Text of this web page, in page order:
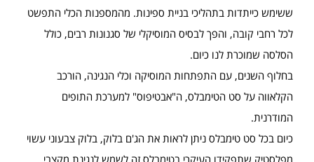
ששימש כייתדות בתהליכי בניית ספינות. מהמספנות הכלי התפשט
לכל רחבי קובה, והפך לבסיס המוסיקלי של סגנונות רבים, כולל
הסלסה שמוכרת לנו כיום.
בחלוף השנים, עם התפתחות המוסיקה וכלי הנגינה, הורכב
הקלאווה על סט הטימבלס, ה"אבטיפוס" למערכת התופים
המודרנית.
כיום בכל סט טימבלס ניתן לראות את הג'ם בלוק, בלוק צבעוני עשוי